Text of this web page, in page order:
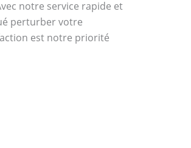
notre service rapide et
perturber votre
est notre priorité